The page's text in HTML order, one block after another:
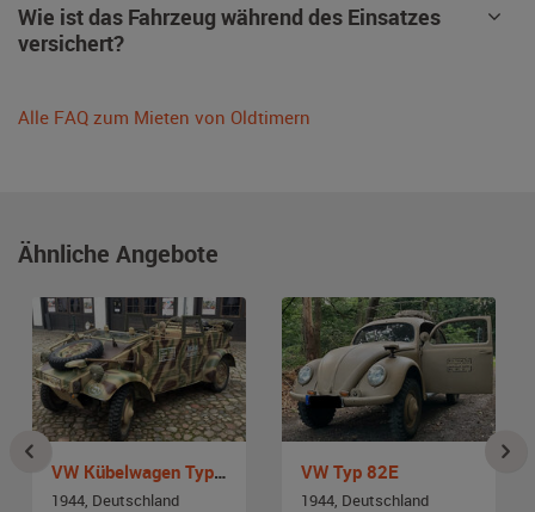
Wie ist das Fahrzeug während des Einsatzes
versichert?
Alle FAQ zum Mieten von Oldtimern
Ähnliche Angebote
VW Kübelwagen Typ 82
1944, Deutschland
VW Typ 82E
1944, Deutschland